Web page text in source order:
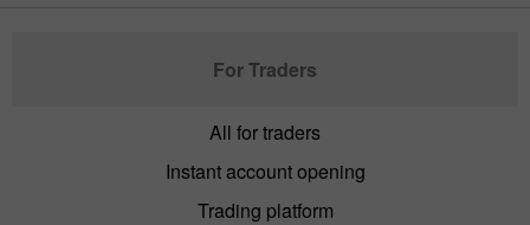
For Traders
All for traders
Instant account opening
Trading platform